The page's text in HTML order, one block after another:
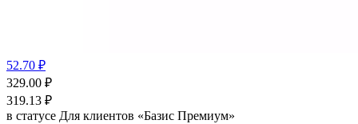
52.70 ₽
329.00 ₽
319.13 ₽
в статусе Для клиентов «Базис Премиум»